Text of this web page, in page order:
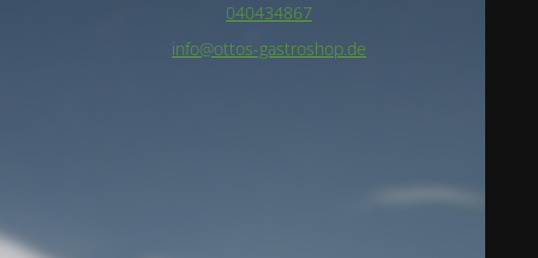
040434867
info@ottos-gastroshop.de